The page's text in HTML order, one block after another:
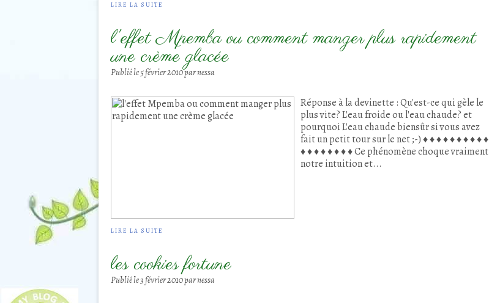
LIRE LA SUITE
l'effet Mpemba ou comment manger plus rapidement
une crème glacée
Publié le5 février 2010par nessa
Réponse à la devinette : Qu'est-ce qui gèle le
plus vite? L'eau froide ou l'eau chaude? et
pourquoi L'eau chaude biensûr si vous avez
fait un petit tour sur le net ;-) ♦ ♦ ♦ ♦ ♦ ♦ ♦ ♦ ♦ ♦
♦ ♦ ♦ ♦ ♦ ♦ ♦ ♦ Ce phénomène choque vraiment
notre intuition et...
LIRE LA SUITE
les cookies fortune
Publié le3 février 2010par nessa